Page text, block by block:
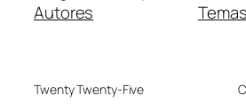
Autores
Temas
Twenty Twenty-Five